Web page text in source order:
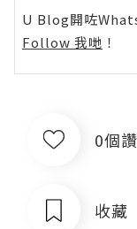
U Blog開咗
Follow 我哋 ！
0個
收藏